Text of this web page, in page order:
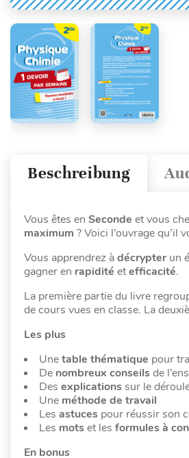
Beschreibung
Vous êtes en Seconde et vous
maximum ? Voici l’ouvrage qu’il
Vous apprendrez àdécrypterun
gagner en rapidité etefficacité.
La première partie du livre
de cours vues en classe. La
Les plus
Unetable thématique pour
De nombreux conseils de
Des explications sur le
Une méthode de travail
Les astuces pour réussir son
Les mots et les formules à
En bonus